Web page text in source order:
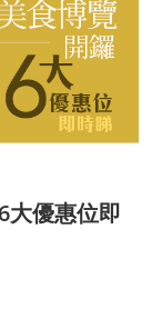
大優惠位即